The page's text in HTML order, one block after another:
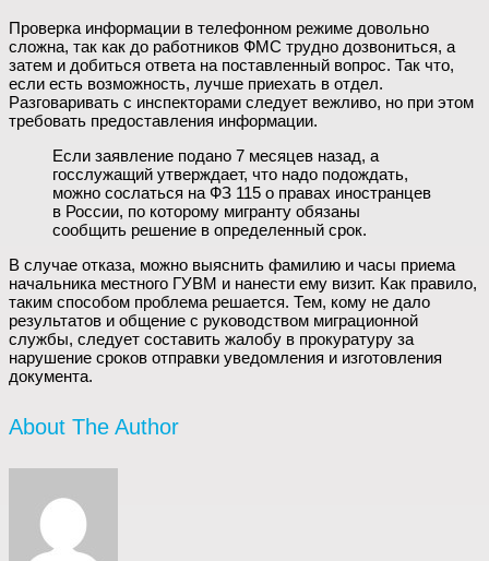
Проверка информации в телефонном режиме довольно
сложна, так как до работников ФМС трудно дозвониться, а
затем и добиться ответа на поставленный вопрос. Так что,
если есть возможность, лучше приехать в отдел.
Разговаривать с инспекторами следует вежливо, но при этом
требовать предоставления информации.
Если заявление подано 7 месяцев назад, а
госслужащий утверждает, что надо подождать,
можно сослаться на ФЗ 115 о правах иностранцев
в России, по которому мигранту обязаны
сообщить решение в определенный срок.
В случае отказа, можно выяснить фамилию и часы приема
начальника местного ГУВМ и нанести ему визит. Как правило,
таким способом проблема решается. Тем, кому не дало
результатов и общение с руководством миграционной
службы, следует составить жалобу в прокуратуру за
нарушение сроков отправки уведомления и изготовления
документа.
About The Author